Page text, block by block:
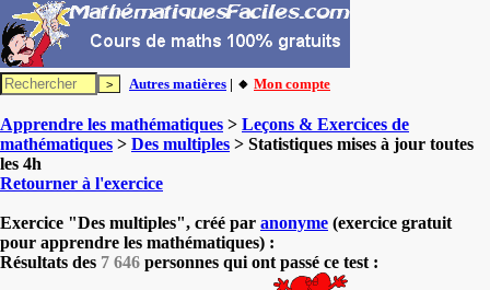
Autres matières | 🔸 Mon compte
Apprendre les mathématiques > Leçons & Exercices de
mathématiques > Des multiples > Statistiques mises à jour toutes
les 4h
Retourner à l'exercice
Exercice "Des multiples", créé par anonyme (exercice gratuit
pour apprendre les mathématiques) :
Résultats des 7 646 personnes qui ont passé ce test :